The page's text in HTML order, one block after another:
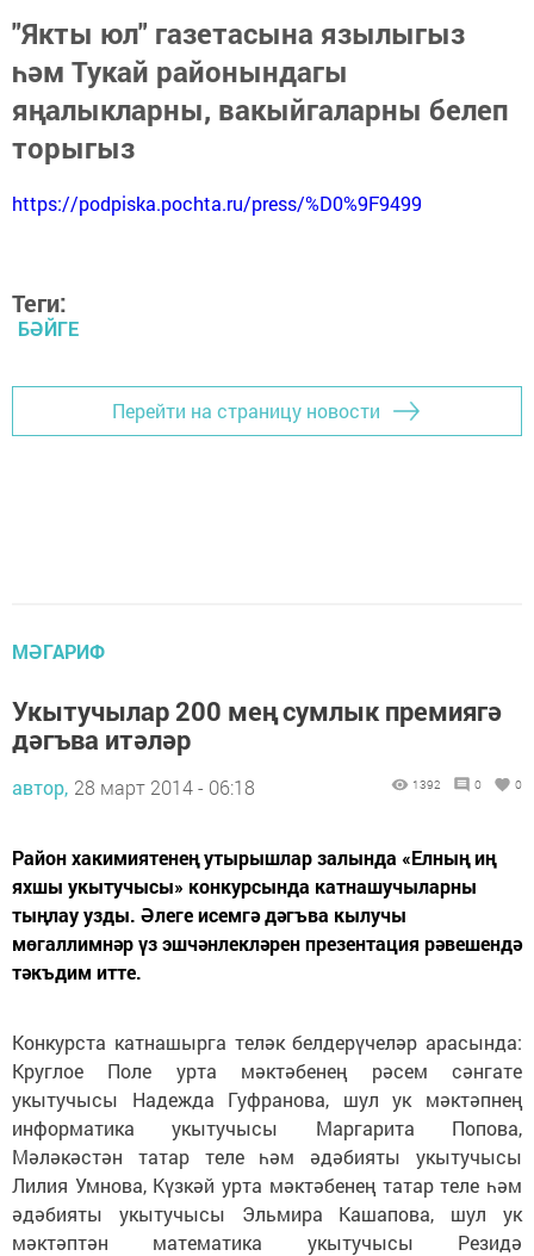
"Якты юл" газетасына язылыгыз
һәм Тукай районындагы
яңалыкларны, вакыйгаларны белеп
торыгыз
https://podpiska.pochta.ru/press/%D0%9F9499
Теги:
БӘЙГЕ
Перейти на страницу новости
МӘГАРИФ
Укытучылар 200 мең сумлык премиягә
дәгъва итәләр
автор, 28 март 2014 - 06:18 1392 0 0
Район хакимиятенең утырышлар залында «Елның иң
яхшы укытучысы» конкурсында катнашучыларны
тыңлау узды. Әлеге исемгә дәгъва кылучы
мөгаллимнәр үз эшчәнлекләрен презентация рәвешендә
тәкъдим итте.
Конкурста катнашырга теләк белдерүчеләр арасында:
Круглое Поле урта мәктәбенең рәсем сәнгате
укытучысы Надежда Гуфранова, шул ук мәктәпнең
информатика укытучысы Маргарита Попова,
Мәләкәстән татар теле һәм әдәбияты укытучысы
Лилия Умнова, Күзкәй урта мәктәбенең татар теле һәм
әдәбияты укытучысы Эльмира Кашапова, шул ук
мәктәптән математика укытучысы Резидә